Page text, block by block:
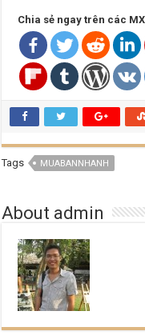
Chia sẻ ngay trên các
Tags MUABANNHANH
About admin